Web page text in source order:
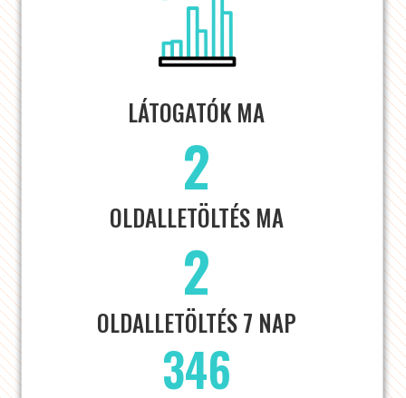
LÁTOGATÓK MA
2
OLDALLETÖLTÉS MA
2
OLDALLETÖLTÉS 7 NAP
346